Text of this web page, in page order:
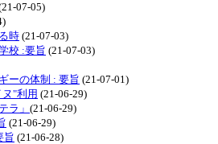
07-05)
時 (21-07-03)
校 :要旨 (21-07-03)
ーの体制 : 要旨 (21-07-01)
"利用 (21-06-29)
ラ」 (21-06-29)
(21-06-29)
旨 (21-06-28)